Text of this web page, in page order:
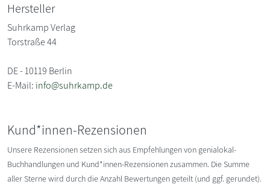
Hersteller
Suhrkamp Verlag
Torstraße 44
DE - 10119 Berlin
E-Mail: info@suhrkamp.de
Kund*innen-Rezensionen
Unsere Rezensionen setzen sich aus Empfehlungen von genialokal-
Buchhandlungen und Kund*innen-Rezensionen zusammen. Die Summe
aller Sterne wird durch die Anzahl Bewertungen geteilt (und ggf. gerundet).